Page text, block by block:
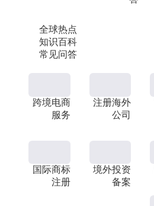
全球热点
知识百科
常见问答
跨境电商
服务
注册海外
公司
国际商标
注册
境外投资
备案